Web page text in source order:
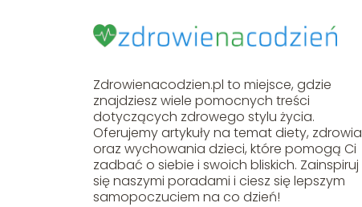
Zdrowienacodzien.pl to miejsce, gdzie
znajdziesz wiele pomocnych treści
dotyczących zdrowego stylu życia.
Oferujemy artykuły na temat diety, zdrowia
oraz wychowania dzieci, które pomogą Ci
zadbać o siebie i swoich bliskich. Zainspiruj
się naszymi poradami i ciesz się lepszym
samopoczuciem na co dzień!